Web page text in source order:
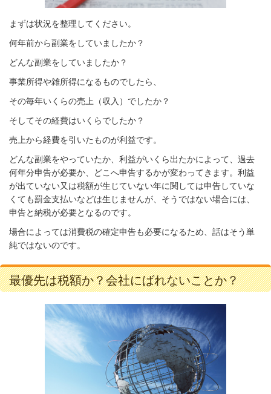
まずは状況を整理してください。
何年前から副業をしていましたか？
どんな副業をしていましたか？
事業所得や雑所得になるものでしたら、
その毎年いくらの売上（収入）でしたか？
そしてその経費はいくらでしたか？
売上から経費を引いたものが利益です。
どんな副業をやっていたか、利益がいくら出たかによって、過去
何年分申告が必要か、どこへ申告するかが変わってきます。利益
が出ていない又は税額が生じていない年に関しては申告していな
くても罰金支払いなどは生じませんが、そうではない場合には、
申告と納税が必要となるのです。
場合によっては消費税の確定申告も必要になるため、話はそう単
純ではないのです。
最優先は税額か？会社にばれないことか？